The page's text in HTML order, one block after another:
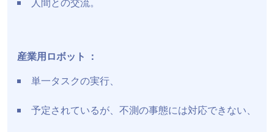
人間との交流。
産業用ロボット ：
単一タスクの実行、
予定されているが、不測の事態には対応できない、